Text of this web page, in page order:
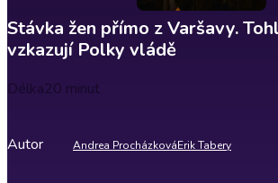
Stávka žen přímo z Varšavy.
vzkazují Polky vládě
Délka20 minut
Autor Andrea ProcházkováErik Tabery